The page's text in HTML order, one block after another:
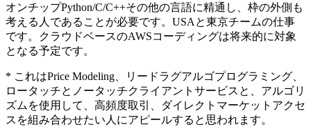
オンチップPython/C/C++その他の言語に精通し、枠の外側も
考える人であることが必要です。USAと東京チームの仕事
です。クラウドベースのAWSコーディングは将来的に対象
となる予定です。
* これはPrice Modeling、リードラグアルゴプログラミング、
ロータッチとノータッチクライアントサービスと、アルゴリ
ズムを使用して、高頻度取引、ダイレクトマーケットアクセ
スを組み合わせたい人にアピールすると思われます。